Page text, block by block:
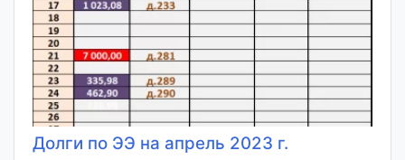
Долги по ЭЭ на апрель 2023 г.